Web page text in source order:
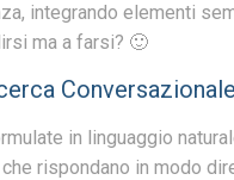
integrando elementi
ma a farsi? 🙂
Conversazionale
in linguaggio
rispondano in modo